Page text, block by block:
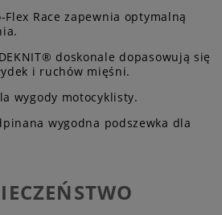
Race zapewnia optymalną
doskonale dopasowują się
i ruchów mięśni.
wygody motocyklisty.
wygodna podszewka dla